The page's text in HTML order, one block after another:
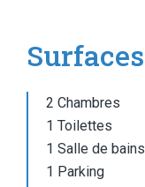
Surfaces
2 Chambres
1 Toilettes
1 Salle de bains
1 Parking